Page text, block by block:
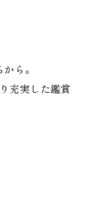
ら。
充実した鑑賞